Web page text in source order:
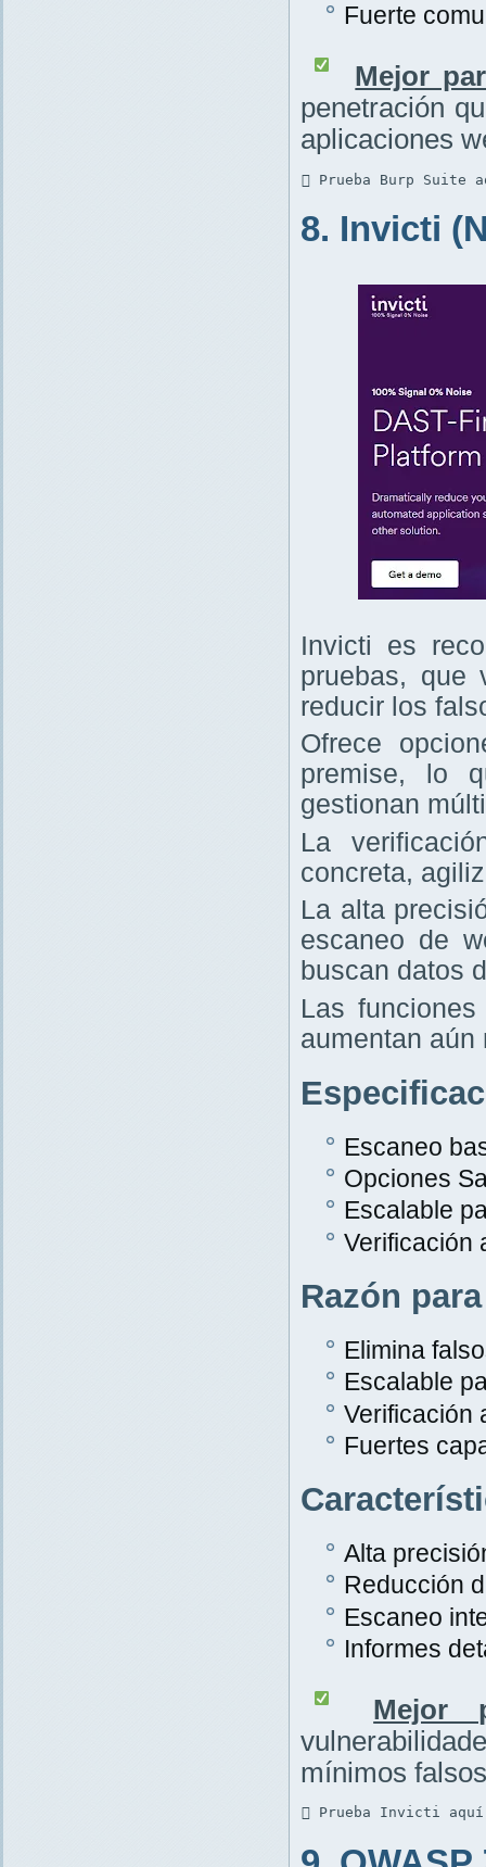
Fuerte
Mejor
penetración
aplicaciones
 Prueba Burp Suite
8. Invicti
Invicti es
pruebas, que
reducir los
Ofrece
premise, lo
gestionan
La
concreta,
La alta
escaneo de
buscan datos
Las
aumentan aún
Escaneo
Opciones
Escalable
Verificación
Razón
Elimina
Escalable
Verificación
Fuertes
Alta
Reducción
Escaneo
Informes
Mejor
mínimos
 Prueba Invicti